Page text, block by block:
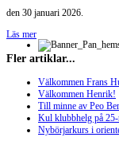
den 30 januari 2026.
Läs mer
Fler artiklar...
Välkommen Frans
Välkommen Henrik!
Till minne av Peo
Kul klubbhelg på 25-
Nybörjarkurs i